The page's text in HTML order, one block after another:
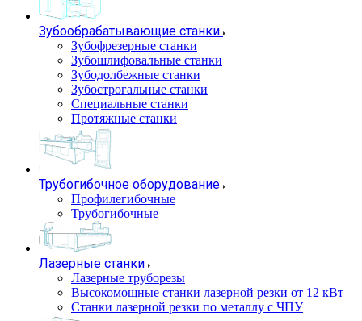
Зубообрабатывающие станки
Зубофрезерные станки
Зубошлифовальные станки
Зубодолбежные станки
Зубострогальные станки
Специальные станки
Протяжные станки
Трубогибочное оборудование
Профилегибочные
Трубогибочные
Лазерные станки
Лазерные труборезы
Высокомощные станки лазерной резки от 12 кВт
Станки лазерной резки по металлу с ЧПУ